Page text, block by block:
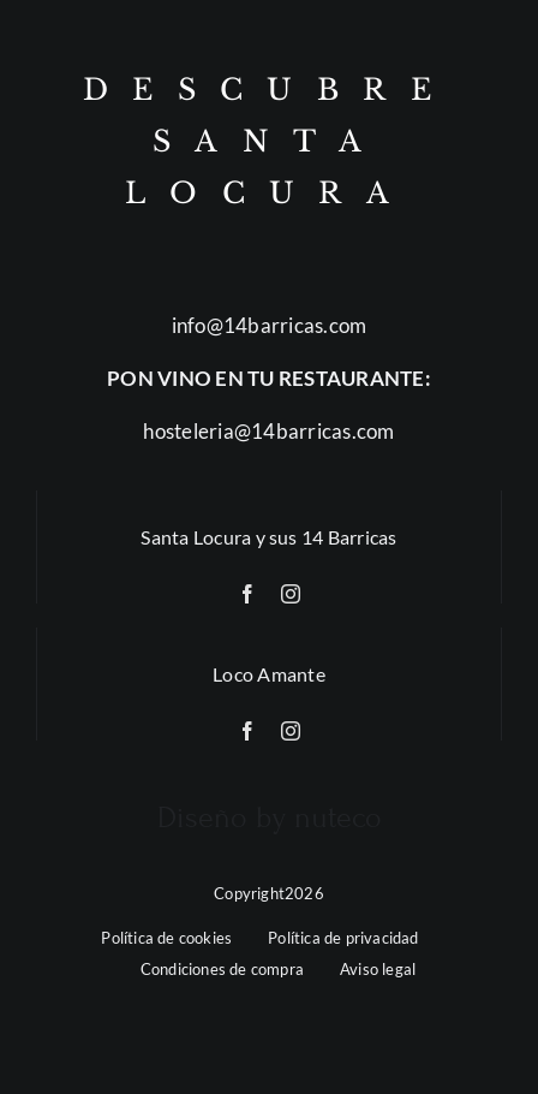
DESCUBRE
SANTA
LOCURA
info@14barricas.com
PON VINO EN TU RESTAURANTE:
hosteleria@14barricas.com
Santa Locura y sus 14 Barricas
Loco Amante
Copyright2026
Política de cookies
Política de privacidad
Condiciones de compra
Aviso legal